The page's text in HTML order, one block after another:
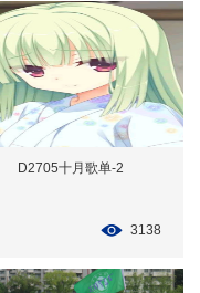
D2705十月歌单-2
3138